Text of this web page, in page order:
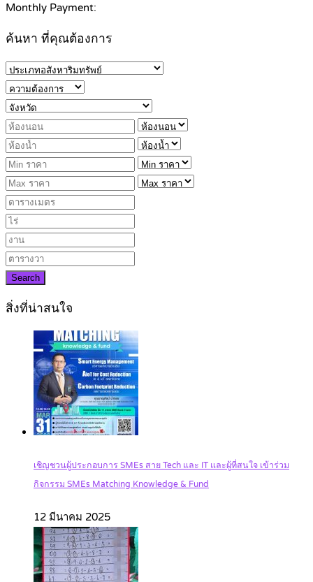
Monthly Payment:
ค้นหา ที่คุณต้องการ
Search
สิ่งที่น่าสนใจ
เชิญชวนผู้ประกอบการ SMEs สาย Tech และ IT และผู้ที่สนใจ เข้าร่วม
กิจกรรม SMEs Matching Knowledge & Fund
12 มีนาคม 2025